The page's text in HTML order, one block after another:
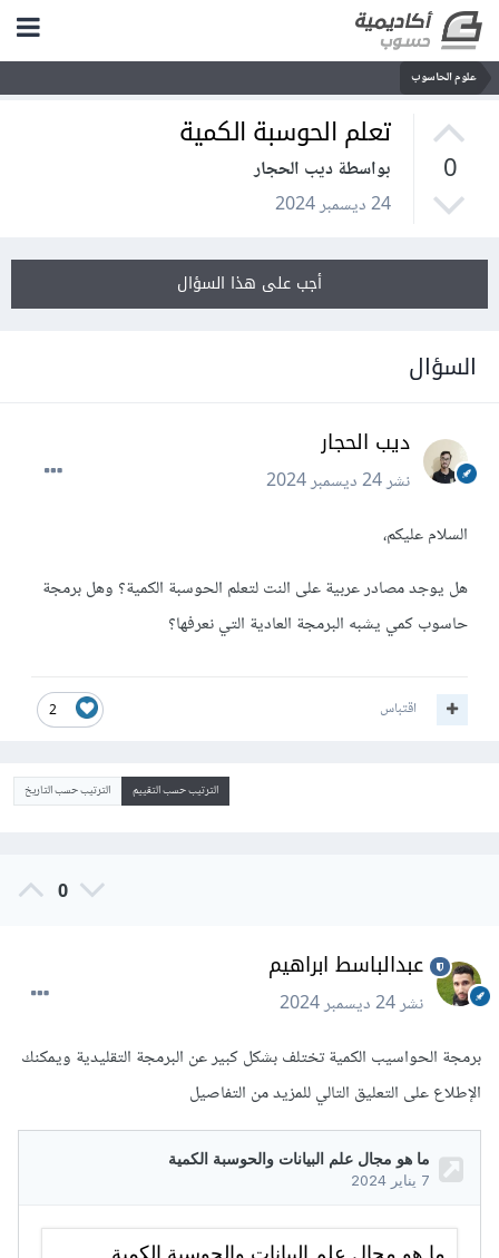
علوم الحاسوب
0
تعلم الحوسبة الكمية
بواسطة ديب الحجار
24 ديسمبر 2024
أجب على هذا السؤال
السؤال
ديب الحجار
نشر24 ديسمبر 2024
السلام عليكم،
هل يوجد مصادر عربية على النت لتعلم الحوسبة الكمية؟ وهل برمجة
حاسوب كمي يشبه البرمجة العادية التي نعرفها؟
2 اقتباس
الترتيب حسب التقييم الترتيب حسب التاريخ
0
عبدالباسط ابراهيم
نشر24 ديسمبر 2024
برمجة الحواسيب الكمية تختلف بشكل كبير عن البرمجة التقليدية ويمكنك
الإطلاع على التعليق التالي للمزيد من التفاصيل